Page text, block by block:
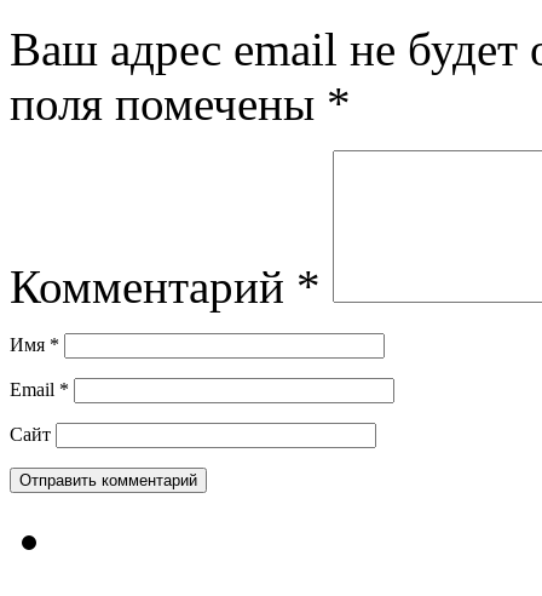
Ваш адрес email не будет
поля помечены *
Комментарий *
Имя *
Email *
Сайт